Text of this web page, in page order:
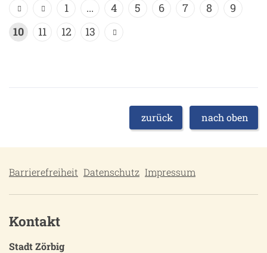
1 ... 4 5 6 7 8
9
10
11 12 13
zurück nach oben
Barrierefreiheit Datenschutz Impressum
Kontakt
Stadt Zörbig